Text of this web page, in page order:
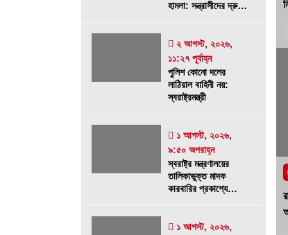
১ আগস্ট, ২০২৬, ৯:৫০ অপরাহ্ন
গোদাগাড়ীতে যাত্রী ছাউনি ও বাস
দফা দাবিতে ইউএনওকে স্মারকলিপি
৩০ জুলাই, ২০২৬, ১২:৫৭
গোদাগাড়ীর শীর্ষ ব্যবসায়ী আজাদ আটক
২০ জুলাই, ২০২৬, ১:১৫ অপরাহ্ন
হামলা: সন্ত্রাসীদের দ্রুত
২ আগস্ট, ২০২৬,
১১:২৭ পূর্বাহ্ন
পুলিশ কোনো দলের
লাঠিয়াল বাহিনী নয়:
স্বরাষ্ট্রমন্ত্রী
১ আগস্ট, ২০২৬,
৯:৫০ অপরাহ্ন
স্বরাষ্ট্র মন্ত্রণালয়ের
তালিকাভুক্ত মাদক
কারবারির প্রকাশ্যে
১ আগস্ট, ২০২৬,